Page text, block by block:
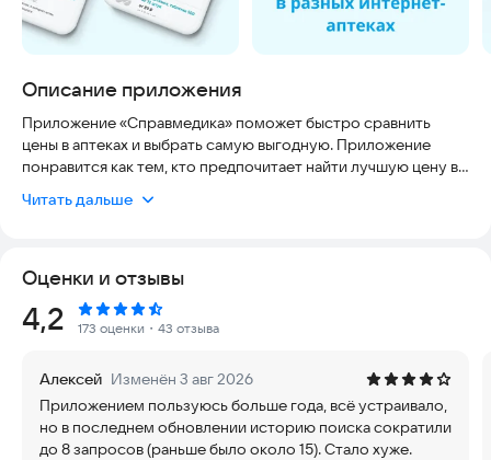
Описание приложения
Приложение «Справмедика» поможет быстро сравнить
цены в аптеках и выбрать самую выгодную. Приложение
понравится как тем, кто предпочитает найти лучшую цену в
интернет-аптеках. Сравнивайте ВСЕ цены в одном
Мы работаем как с известными и проверенными аптечными
сетями, такими как: «Здравсити», АСНА, «Живика»,
«Ригла», 36,6 и т.д., так и с несетевыми аптеками, цены в
которых бывают значительно ниже, чем в сетях.
Будем рады обратной связи. Пишите на
spravmedika.dev@003.msили в телеграм-чат
https://t.me/spravmedika
Читать дальше
Оценки и отзывы
Рейтинг:
4,2 173 оценки ・43 отзыва
Алексей Изменён 3 авг 2026
Приложением пользуюсь больше года, всё устраивало,
но в последнем обновлении историю поиска сократили
до 8 запросов (раньше было около 15). Стало хуже.